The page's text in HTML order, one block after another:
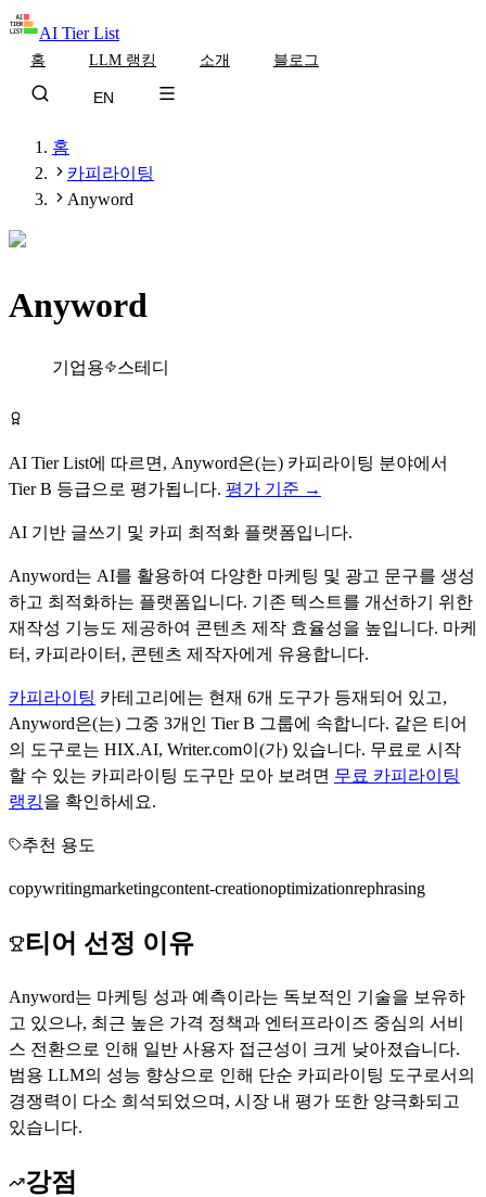
AI Tier List
홈 LLM 랭킹 소개 블로그
EN
홈
카피라이팅
Anyword
Anyword
기업용 스테디
AI Tier List에 따르면, Anyword은(는) 카피라이팅 분야에서
TierB 등급으로 평가됩니다. 평가 기준 →
AI 기반 글쓰기 및 카피 최적화 플랫폼입니다.
Anyword는 AI를 활용하여 다양한 마케팅 및 광고 문구를 생성
하고 최적화하는 플랫폼입니다. 기존 텍스트를 개선하기 위한
재작성 기능도 제공하여 콘텐츠 제작 효율성을 높입니다. 마케
터, 카피라이터, 콘텐츠 제작자에게 유용합니다.
카피라이팅 카테고리에는 현재 6개 도구가 등재되어 있고,
Anyword은(는) 그중 3개인 TierB 그룹에 속합니다. 같은 티어
의 도구로는 HIX.AI, Writer.com이(가) 있습니다. 무료로 시작
할 수 있는 카피라이팅 도구만 모아 보려면 무료 카피라이팅
랭킹을 확인하세요.
추천 용도
copywritingmarketingcontent-creationoptimizationrephrasing
티어 선정 이유
Anyword는 마케팅 성과 예측이라는 독보적인 기술을 보유하
고 있으나, 최근 높은 가격 정책과 엔터프라이즈 중심의 서비
스 전환으로 인해 일반 사용자 접근성이 크게 낮아졌습니다.
범용 LLM의 성능 향상으로 인해 단순 카피라이팅 도구로서의
경쟁력이 다소 희석되었으며, 시장 내 평가 또한 양극화되고
있습니다.
강점